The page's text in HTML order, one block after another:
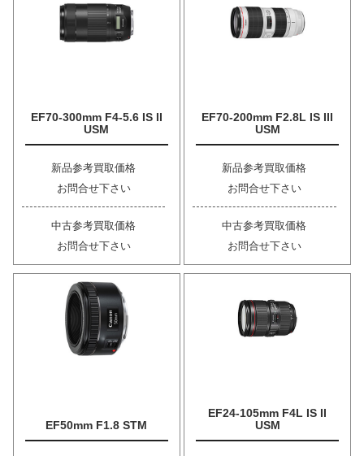
EF70-300mm F4-5.6 IS II
USM
新品参考買取価格
お問合せ下さい
中古参考買取価格
お問合せ下さい
EF70-200mm F2.8L IS III
USM
新品参考買取価格
お問合せ下さい
中古参考買取価格
お問合せ下さい
EF50mm F1.8 STM
EF24-105mm F4L IS II
USM